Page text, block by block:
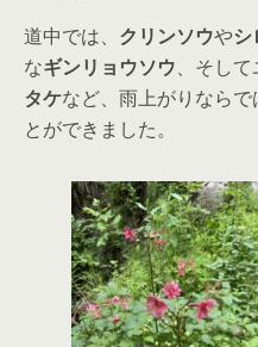
道中では、 クリンソウや
なギンリョウソウ、そし
タケなど、雨上がりなら
とができました。